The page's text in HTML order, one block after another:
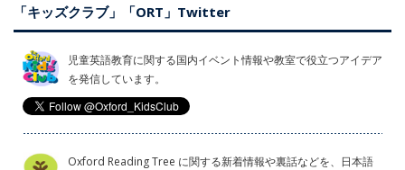
「キッズクラブ」「ORT」Twitter
児童英語教育に関する国内イベント情報や教室で役立つアイデア
を発信しています。
Oxford Reading Tree に関する新着情報や裏話などを、日本語